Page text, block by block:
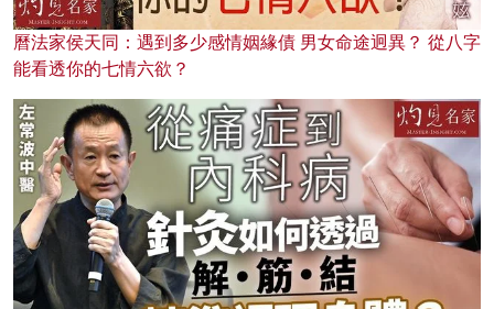
曆法家侯天同：遇到多少感情姻緣債 男女命途迥異？ 從八字
能看透你的七情六欲？